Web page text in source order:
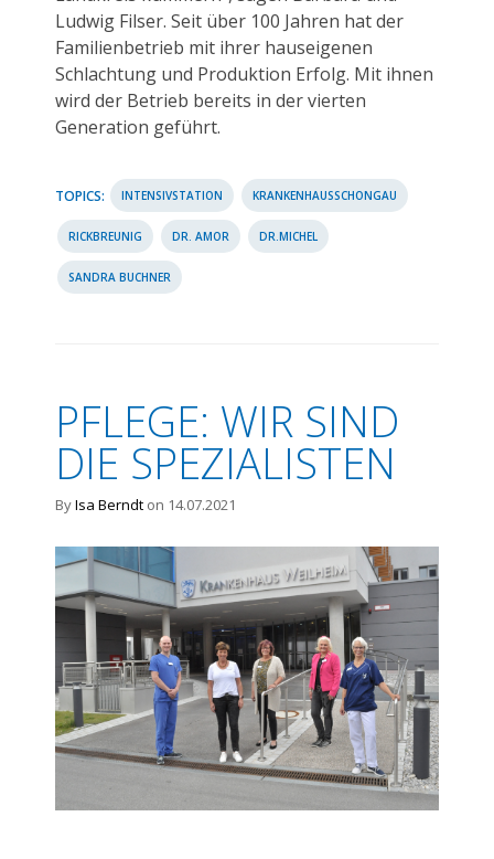
Ludwig Filser. Seit über 100 Jahren hat der
Familienbetrieb mit ihrer hauseigenen
Schlachtung und Produktion Erfolg. Mit ihnen
wird der Betrieb bereits in der vierten
Generation geführt.
TOPICS: INTENSIVSTATION KRANKENHAUSSCHONGAU
RICKBREUNIG DR. AMOR DR.MICHEL
SANDRA BUCHNER
PFLEGE: WIR SIND
DIE SPEZIALISTEN
ByIsa Berndt on 14.07.2021